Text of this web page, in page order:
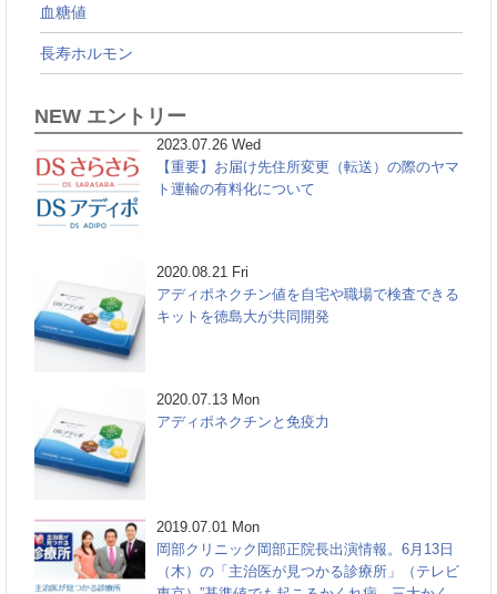
血糖値
長寿ホルモン
NEW エントリー
2023.07.26 Wed
【重要】お届け先住所変更（転送）の際のヤマ
ト運輸の有料化について
2020.08.21 Fri
アディポネクチン値を自宅や職場で検査できる
キットを徳島大が共同開発
2020.07.13 Mon
アディポネクチンと免疫力
2019.07.01 Mon
岡部クリニック岡部正院長出演情報。6月13日
（木）の「主治医が見つかる診療所」（テレビ